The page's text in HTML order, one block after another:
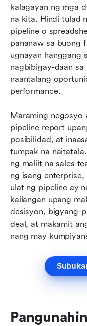
kalagayan ng mga
na kita. Hindi tulad
pipeline o
pananaw sa buong
ugnayan hanggang
nagbibigay-daan
naantalang
performance.
Maraming negosyo
pipeline report
posibilidad, at
tumpak na
ng maliit na sales
ng isang
ulat ng pipeline ay
kailangan upang
desisyon, bigyang-
deal, at makamit
nang may